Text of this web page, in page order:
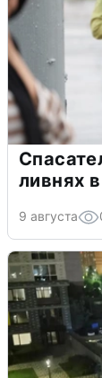
ливнях
9 августа